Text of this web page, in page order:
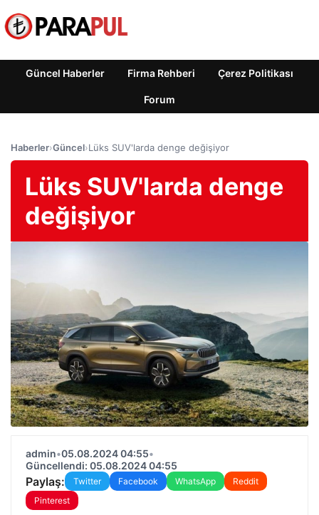
Güncel Haberler Firma Rehberi Çerez Politikası
Forum
Haberler›Güncel›Lüks SUV'larda denge değişiyor
Lüks SUV'larda denge
değişiyor
admin•05.08.2024 04:55•
Güncellendi: 05.08.2024 04:55
Paylaş: Twitter Facebook WhatsApp
Reddit
Pinterest